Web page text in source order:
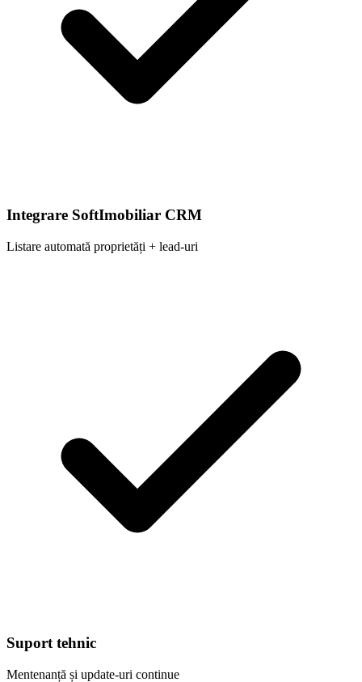
Integrare SoftImobiliar CRM
Listare automată proprietăți + lead-uri
Suport tehnic
Mentenanță și update-uri continue